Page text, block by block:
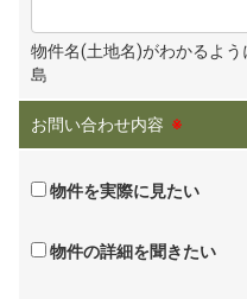
物件名(土地名)がわかるよ
島
お問い合わせ内容 ※
物件を実際に見たい
物件の詳細を聞きたい